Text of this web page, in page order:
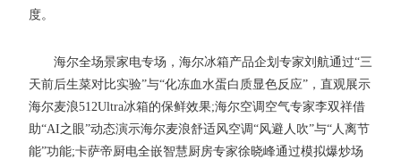
度。
海尔全场景家电专场，海尔冰箱产品企划专家刘航通过“三
天前后生菜对比实验”与“化冻血水蛋白质显色反应”，直观展示
海尔麦浪512Ultra冰箱的保鲜效果;海尔空调空气专家李双祥借
助“AI之眼”动态演示海尔麦浪舒适风空调“风避人吹”与“人离节
能”功能;卡萨帝厨电全嵌智慧厨房专家徐晓峰通过模拟爆炒场